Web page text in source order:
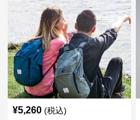
¥5,260 (税込)